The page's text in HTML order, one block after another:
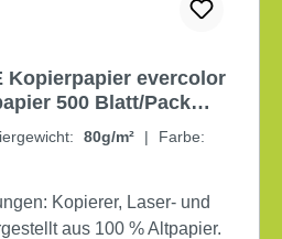
Kopierpapier evercolor
500 Blatt/Pack
80g/m² |
Farbe:
Kopierer, Laser- und
aus 100 % Altpapier.